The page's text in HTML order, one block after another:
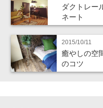
ダクトレー
ネート
2015/10/11
癒やしの空
のコツ